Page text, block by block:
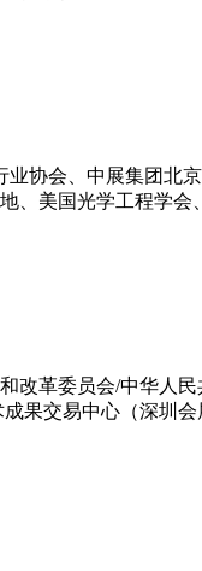
协会、中展集团北
、美国光学工程学会
改革委员会/中华人
果交易中心（深圳会